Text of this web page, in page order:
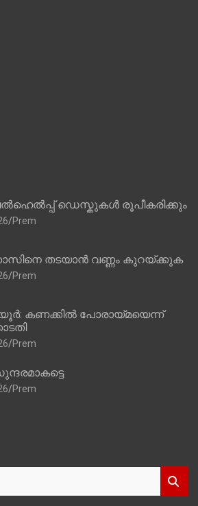
ഡെസ്കുകൾ രൂപീകരിക്കും
Prem
തടയാൻ വണ്ണം കുറയ്ക്കുക
Prem
കണക്കിൽ പോരായ്മയെന്ന്
Prem
Prem